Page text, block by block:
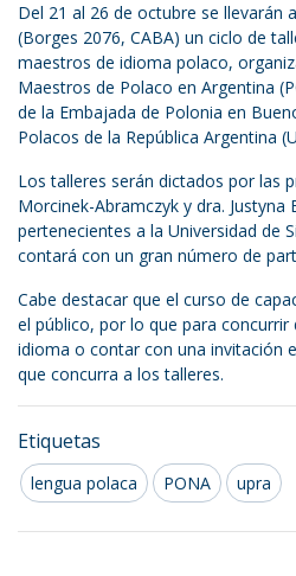
Del 21 al 26 de octubre se llevarán
(Borges 2076, CABA) un ciclo de
maestros de idioma polaco,
Maestros de Polaco en Argentina
de la Embajada de Polonia en
Polacos de la República Argentina
Los talleres serán dictados por las
Morcinek-Abramczyk y dra. Justyna
pertenecientes a la Universidad de
contará con un gran número de
Cabe destacar que el curso de
el público, por lo que para
idioma o contar con una invitación
que concurra a los talleres.
Etiquetas
lengua polaca PONA upra